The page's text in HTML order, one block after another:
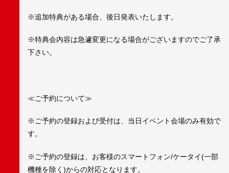
※追加特典がある場合、後日発表いたします。
※特典会内容は急遽変更になる場合がございますのでご了承
下さい。
≪ご予約について≫
※ご予約の登録および受付は、当日イベント会場のみ有効で
す。
※ご予約の登録は、お客様のスマートフォン/ケータイ(一部
機種を除く)からの対応となります。